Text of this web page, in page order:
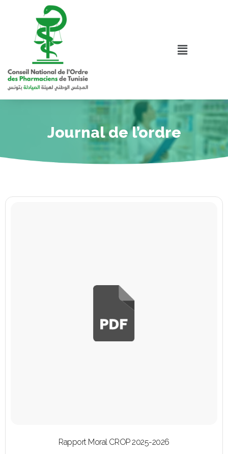
Journal de l’ordre
Rapport Moral CROP 2025-2026